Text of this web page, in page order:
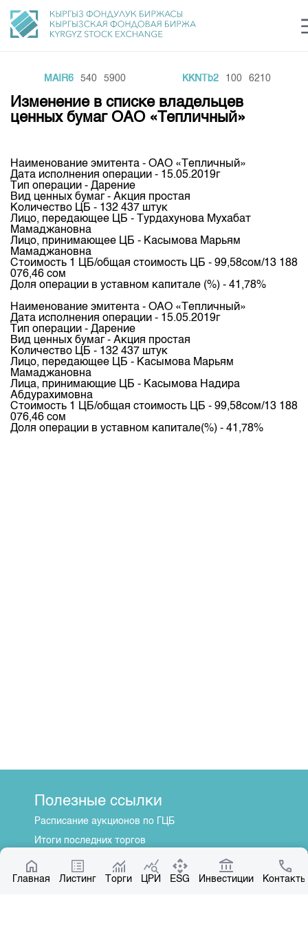
Финансовый рынок KG login Рус
Общая информация
Акционеры
Руководство
Внутренний аудитор
Комитеты
Участники торгов
Наши партнеры
Cтратегия развития
Корпоративные документы
Контакты
Направления
Товарно-сырьевой сектор
Листинг
Центр раскрытия информации
Тарифы
Финансовый рынок KG
Пресс-клуб
25 лет ЗАО КФБ
Нормативная база
Биржевая деятельность
Депозитарная деятельность
Центр раскрытия информации
Статистика торгов
Итоги последних торгов
Архив торгов
Индекс и Капитализация
Котировки по ЦБ
Котировки по драг. металлам
Расписание аукционов по ГЦБ
Результаты аукционов ГЦБ
Объем ГЦБ в обращении
Учебный центр
Общая информация
План работы на год
Главная Листинг Торги ЦРИ ESG Инвестиции Контакты
MAIR6 540 5900 KKNTb2 100 6210
Изменение в списке владельцев
ценных бумаг ОАО «Тепличный»
Наименование эмитента - ОАО «Тепличный»
Дата исполнения операции - 15.05.2019г
Тип операции - Дарение
Вид ценных бумаг - Акция простая
Количество ЦБ - 132 437 штук
Лицо, передающее ЦБ - Турдахунова Мухабат
Мамаджановна
Лицо, принимающее ЦБ - Касымова Марьям
Мамаджановна
Стоимость 1 ЦБ/общая стоимость ЦБ - 99,58сом/13 188
076,46 сом
Доля операции в уставном капитале (%) - 41,78%
Наименование эмитента - ОАО «Тепличный»
Дата исполнения операции - 15.05.2019г
Тип операции - Дарение
Вид ценных бумаг - Акция простая
Количество ЦБ - 132 437 штук
Лицо, передающее ЦБ - Касымова Марьям
Мамаджановна
Лица, принимающие ЦБ - Касымова Надира
Абдурахимовна
Стоимость 1 ЦБ/общая стоимость ЦБ - 99,58сом/13 188
076,46 сом
Доля операции в уставном капитале(%) - 41,78%
Полезные ссылки
Расписание аукционов по ГЦБ
Итоги последних торгов
Котировки по ЦБ
Центр раскрытия информации